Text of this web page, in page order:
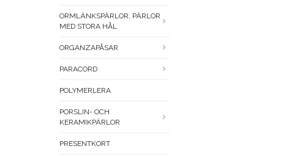
ORMLÄNKSPÄRLOR, PÄRLOR
MED STORA HÅL
ORGANZAPÅSAR
PARACORD
POLYMERLERA
PORSLIN- OCH
KERAMIKPÄRLOR
PRESENTKORT